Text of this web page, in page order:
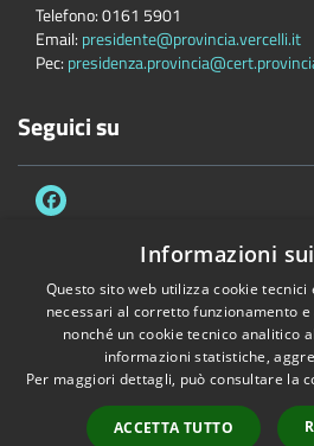
Telefono:0161 5901
Email: presidente@provincia.vercelli.it
Pec:
Seguici su
Accessibilità Privacy
Dichiarazione di accessibilità e
Copyright © 2026 • Provincia di Vercelli
Informazioni
Questo sito web utilizza cookie
necessari al corretto funzionamento
nonché un cookie tecnico analitico
informazioni statistiche,
Per maggiori dettagli, può consultare la
ACCETTA TUTTO